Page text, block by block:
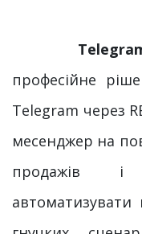
професійне
Telegram через
месенджер на
продажів і